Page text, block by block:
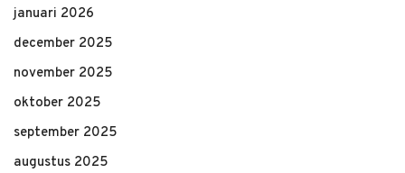
januari 2026
december 2025
november 2025
oktober 2025
september 2025
augustus 2025